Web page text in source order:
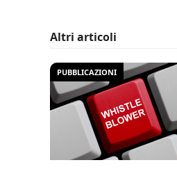
Altri articoli
PUBBLICAZIONI